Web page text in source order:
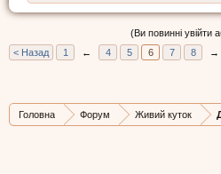
(Ви повинні увійти
< Назад
1 ← 4 5 6 7 8 →
Головна Форум Живий куток